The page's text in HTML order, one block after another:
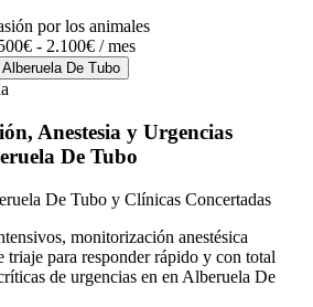
por los animales
- 2.100€ / mes
De Tubo
Anestesia y Urgencias
De Tubo
De Tubo y Clínicas Concertadas
monitorización anestésica
triaje para responder rápido y con total
de urgencias en en Alberuela De